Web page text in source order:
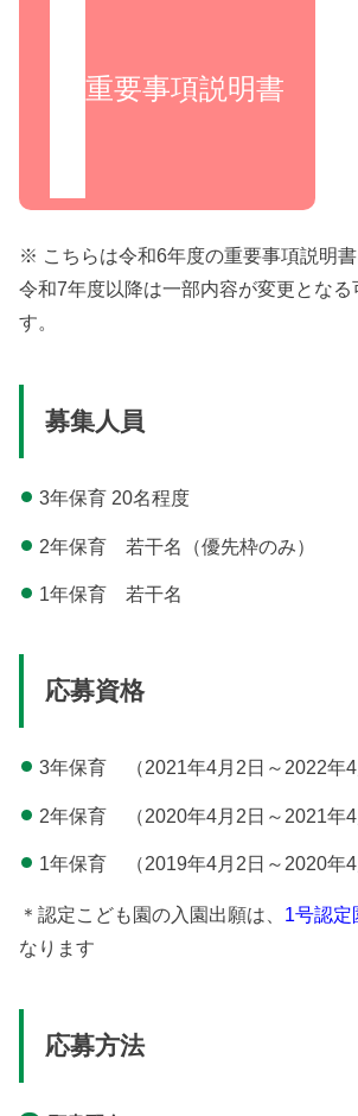
重要事項説明書
※ こちらは令和6年度の重要事項説明書
令和7年度以降は一部内容が変更となる
す。
募集人員
3年保育 20名程度
2年保育 若干名（優先枠のみ）
1年保育 若干名
応募資格
3年保育 （2021年4月2日～2022年4
2年保育 （2020年4月2日～2021年4
1年保育 （2019年4月2日～2020年4
＊認定こども園の入園出願は、 1号認定
なります
応募方法